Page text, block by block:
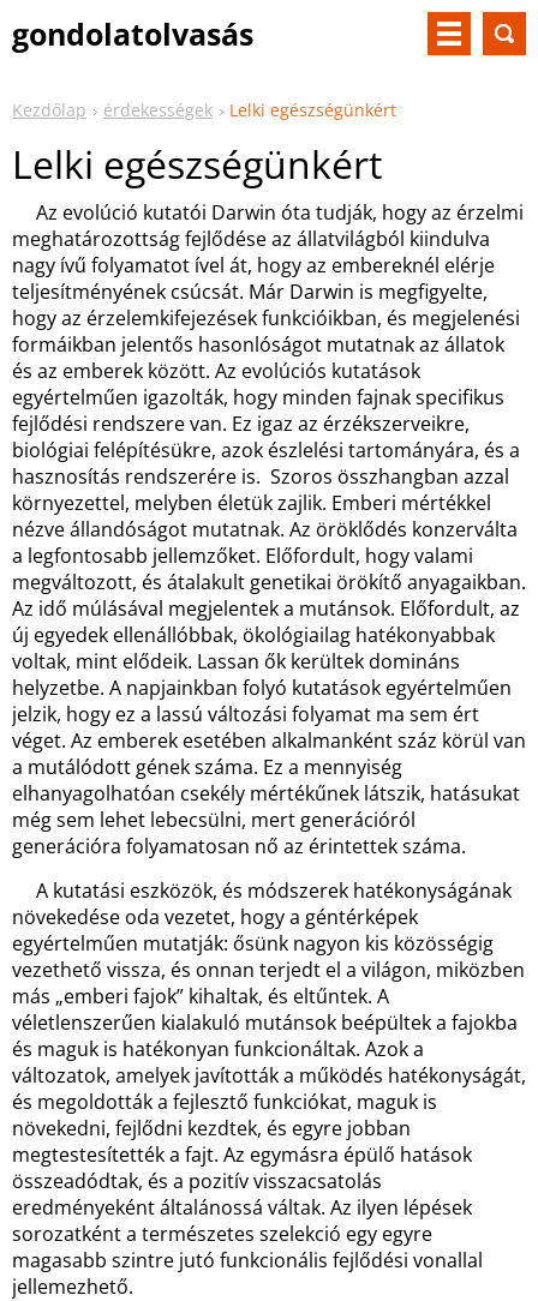
gondolatolvasás
Kezdőlap érdekességek Lelki egészségünkért
Lelki egészségünkért
Az evolúció kutatói Darwin óta tudják, hogy az érzelmi
meghatározottság fejlődése az állatvilágból kiindulva
nagy ívű folyamatot ível át, hogy az embereknél elérje
teljesítményének csúcsát. Már Darwin is megfigyelte,
hogy az érzelemkifejezések funkcióikban, és megjelenési
formáikban jelentős hasonlóságot mutatnak az állatok
és az emberek között. Az evolúciós kutatások
egyértelműen igazolták, hogy minden fajnak specifikus
fejlődési rendszere van. Ez igaz az érzékszerveikre,
biológiai felépítésükre, azok észlelési tartományára, és a
hasznosítás rendszerére is. Szoros összhangban azzal
környezettel, melyben életük zajlik. Emberi mértékkel
nézve állandóságot mutatnak. Az öröklődés konzerválta
a legfontosabb jellemzőket. Előfordult, hogy valami
megváltozott, és átalakult genetikai örökítő anyagaikban.
Az idő múlásával megjelentek a mutánsok. Előfordult, az
új egyedek ellenállóbbak, ökológiailag hatékonyabbak
voltak, mint elődeik. Lassan ők kerültek domináns
helyzetbe. A napjainkban folyó kutatások egyértelműen
jelzik, hogy ez a lassú változási folyamat ma sem ért
véget. Az emberek esetében alkalmanként száz körül van
a mutálódott gének száma. Ez a mennyiség
elhanyagolhatóan csekély mértékűnek látszik, hatásukat
még sem lehet lebecsülni, mert generációról
generációra folyamatosan nő az érintettek száma.
A kutatási eszközök, és módszerek hatékonyságának
növekedése oda vezetet, hogy a géntérképek
egyértelműen mutatják: ősünk nagyon kis közösségig
vezethető vissza, és onnan terjedt el a világon, miközben
más „emberi fajok” kihaltak, és eltűntek. A
véletlenszerűen kialakuló mutánsok beépültek a fajokba
és maguk is hatékonyan funkcionáltak. Azok a
változatok, amelyek javították a működés hatékonyságát,
és megoldották a fejlesztő funkciókat, maguk is
növekedni, fejlődni kezdtek, és egyre jobban
megtestesítették a fajt. Az egymásra épülő hatások
összeadódtak, és a pozitív visszacsatolás
eredményeként általánossá váltak. Az ilyen lépések
sorozatként a természetes szelekció egy egyre
magasabb szintre jutó funkcionális fejlődési vonallal
jellemezhető.